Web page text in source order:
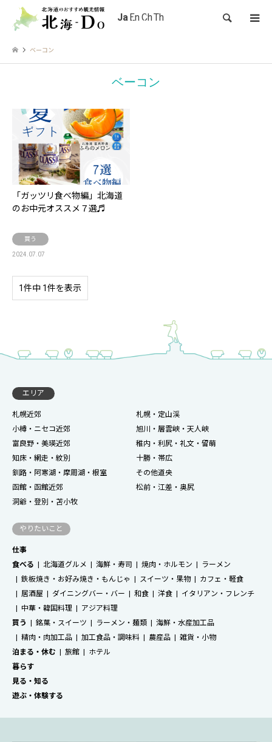
検索
ベーコン
ベーコン
「ガッツリ食べ物編」北海道
のお中元オススメ７選♬
買う
2024.07.07
1件中 1件を表示
エリア
札幌近郊
札幌・定山渓
小樽・ニセコ近郊
旭川・層雲峡・天人峡
富良野・美瑛近郊
稚内・利尻・礼文・留萌
知床・網走・紋別
十勝・帯広
釧路・阿寒湖・摩周湖・根室
その他道央
函館・函館近郊
松前・江差・奥尻
洞爺・登別・苫小牧
やりたいこと
仕事
食べる
北海道グルメ 海鮮・寿司 焼肉・ホルモン
ラーメン
鉄板焼き・お好み焼き・もんじゃ
スイーツ・果物
カフェ・軽食
居酒屋
ダイニングバー・バー 和食 洋食
イタリアン・フレンチ
中華・韓国料理
アジア料理
買う
銘菓・スイーツ ラーメン・麺類
海鮮・水産加工品
精肉・肉加工品
加工食品・調味料 農産品
雑貨・小物
泊まる・休む
旅館
ホテル
暮らす
見る・知る
遊ぶ・体験する